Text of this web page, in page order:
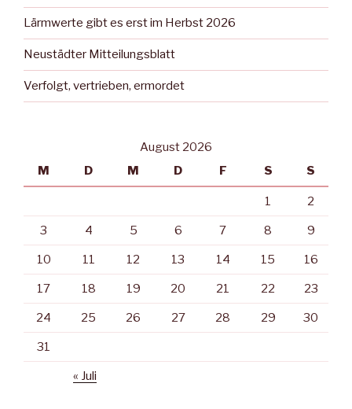
Lärmwerte gibt es erst im Herbst 2026
Neustädter Mitteilungsblatt
Verfolgt, vertrieben, ermordet
August 2026
M
D M D F S S
1 2
3 4 5 6 7 8 9
10 11 12 13 14 15 16
17 18 19 20 21 22 23
24 25 26 27 28 29 30
31
« Juli